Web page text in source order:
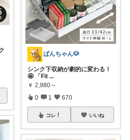
ぱんちゃん🐶
シンク下収納が劇的に変わる！
🤩 「Fit ...
￥ 2,980～
0 1 670
コレ いいね